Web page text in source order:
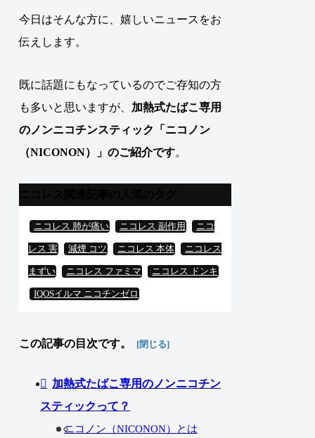
今日はそんな方に、嬉しいニュースをお
伝えします。
既に話題にもなっているのでご存知の方
も多いと思いますが、 加熱式たばこ専用
の ノンニコチンスティック 「 ニコノン
（NICONON）」のご紹介です。
ニコレス 肺が痛い ニコレス 副作用 ニコ
レス 害 減煙 コツ ニコレス 本体 ニコレス
まずい ニコレス ファミマ ニコレス ドンキ
IQOSイルマ ニコチンゼロ
この記事の目次です。
加熱式たばこ専用のノンニコチン
スティックって？
ニコノン（NICONON）とは